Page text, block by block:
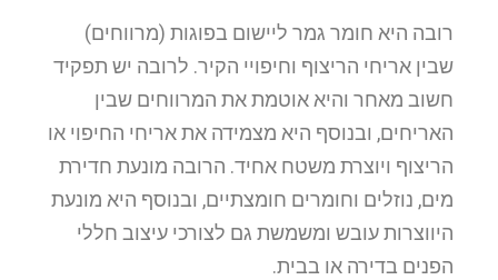
רובה היא חומר גמר ליישום בפוגות (מרווחים)
שבין אריחי הריצוף וחיפויי הקיר. לרובה יש תפקיד
חשוב מאחר והיא אוטמת את המרווחים שבין
האריחים, ובנוסף היא מצמידה את אריחי החיפוי או
הריצוף ויוצרת משטח אחיד. הרובה מונעת חדירת
מים, נוזלים וחומרים חומצתיים, ובנוסף היא מונעת
היווצרות עובש ומשמשת גם לצורכי עיצוב חללי
הפנים בדירה או בבית.